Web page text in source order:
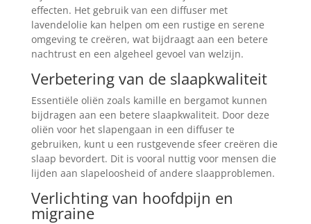
effecten. Het gebruik van een diffuser met
lavendelolie kan helpen om een rustige en serene
omgeving te creëren, wat bijdraagt aan een betere
nachtrust en een algeheel gevoel van welzijn.
Verbetering van de slaapkwaliteit
Essentiële oliën zoals kamille en bergamot kunnen
bijdragen aan een betere slaapkwaliteit. Door deze
oliën voor het slapengaan in een diffuser te
gebruiken, kunt u een rustgevende sfeer creëren die
slaap bevordert. Dit is vooral nuttig voor mensen die
lijden aan slapeloosheid of andere slaapproblemen.
Verlichting van hoofdpijn en
migraine